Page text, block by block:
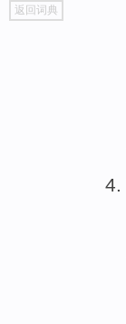
top
返回词典